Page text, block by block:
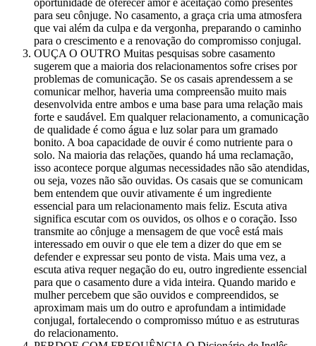
para seu cônjuge. No casamento, a graça cria uma atmosfera
que vai além da culpa e da vergonha, preparando o caminho
para o crescimento e a renovação do compromisso conjugal.
OUÇA O OUTRO Muitas pesquisas sobre casamento
sugerem que a maioria dos relacionamentos sofre crises por
problemas de comunicação. Se os casais aprendessem a se
comunicar melhor, haveria uma compreensão muito mais
desenvolvida entre ambos e uma base para uma relação mais
forte e saudável. Em qualquer relacionamento, a comunicação
de qualidade é como água e luz solar para um gramado
bonito. A boa capacidade de ouvir é como nutriente para o
solo. Na maioria das relações, quando há uma reclamação,
isso acontece porque algumas necessidades não são atendidas,
ou seja, vozes não são ouvidas. Os casais que se comunicam
bem entendem que ouvir ativamente é um ingrediente
essencial para um relacionamento mais feliz. Escuta ativa
significa escutar com os ouvidos, os olhos e o coração. Isso
transmite ao cônjuge a mensagem de que você está mais
interessado em ouvir o que ele tem a dizer do que em se
defender e expressar seu ponto de vista. Mais uma vez, a
escuta ativa requer negação do eu, outro ingrediente essencial
para que o casamento dure a vida inteira. Quando marido e
mulher percebem que são ouvidos e compreendidos, se
aproximam mais um do outro e aprofundam a intimidade
conjugal, fortalecendo o compromisso mútuo e as estruturas
do relacionamento.